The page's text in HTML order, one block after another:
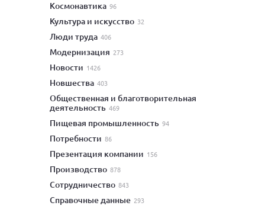
космонавтика 96
культура и искусство 32
люди труда 406
модернизация 273
новости 1426
новшества 403
общественная и благотворительная
деятельность 469
пищевая промышленность 94
потребности 86
презентация компании 156
производство 878
сотрудничество 843
справочные данные 293